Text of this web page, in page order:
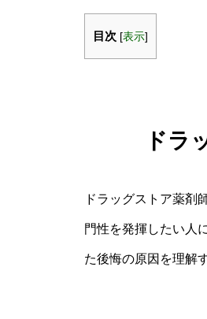
目次 [表示]
ドラ
ドラッグストア薬剤
門性を発揮したい人
た後悔の原因を理解